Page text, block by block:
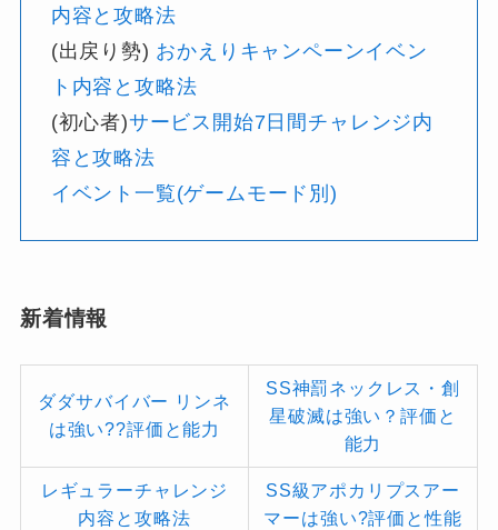
内容と攻略法
(出戻り勢) おかえりキャンペーンイベン
ト内容と攻略法
(初心者)サービス開始7日間チャレンジ内
容と攻略法
イベント一覧(ゲームモード別)
新着情報
ダダサバイバー リンネ
は強い??評価と能力
SS神罰ネックレス・創
星破滅は強い？評価と
能力
レギュラーチャレンジ
内容と攻略法
SS級アポカリプスアー
マーは強い?評価と性能